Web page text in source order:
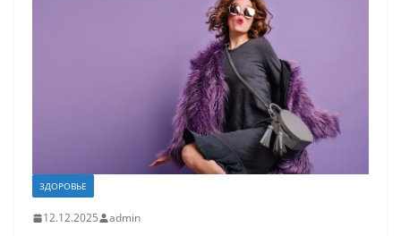
ЗДОРОВЬЕ
12.12.2025 admin